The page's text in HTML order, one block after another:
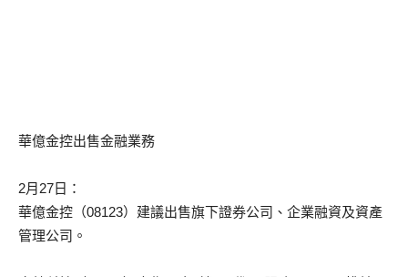
華億金控出售金融業務
2月27日：
華億金控（08123）建議出售旗下證券公司、企業融資及資產
管理公司。